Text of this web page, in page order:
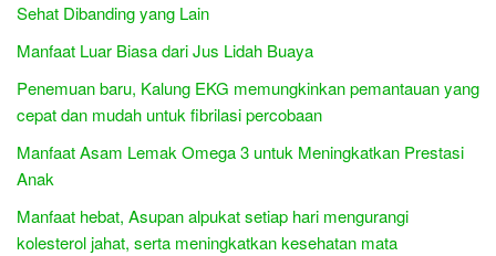
Sehat Dibanding yang Lain
Manfaat Luar Biasa dari Jus Lidah Buaya
Penemuan baru, Kalung EKG memungkinkan pemantauan yang
cepat dan mudah untuk fibrilasi percobaan
Manfaat Asam Lemak Omega 3 untuk Meningkatkan Prestasi
Anak
Manfaat hebat, Asupan alpukat setiap hari mengurangi
kolesterol jahat, serta meningkatkan kesehatan mata